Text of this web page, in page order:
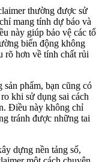
thường được sử
mang tính dự báo và
này giúp bảo vệ các tổ
biến động không
rõ hơn về tính chất rủi
sản phẩm, bạn cũng có
khi sử dụng sai cách
Điều này không chỉ
tránh được những tai
dựng nền tảng số,